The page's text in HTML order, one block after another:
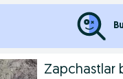
Zapchastlar